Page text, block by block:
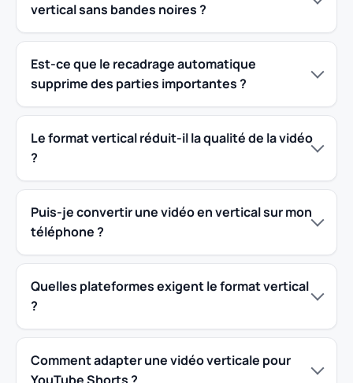
vertical sans bandes noires ?
Est-ce que le recadrage automatique
supprime des parties importantes ?
Le format vertical réduit-il la qualité de la vidéo
?
Puis-je convertir une vidéo en vertical sur mon
téléphone ?
Quelles plateformes exigent le format vertical
?
Comment adapter une vidéo verticale pour